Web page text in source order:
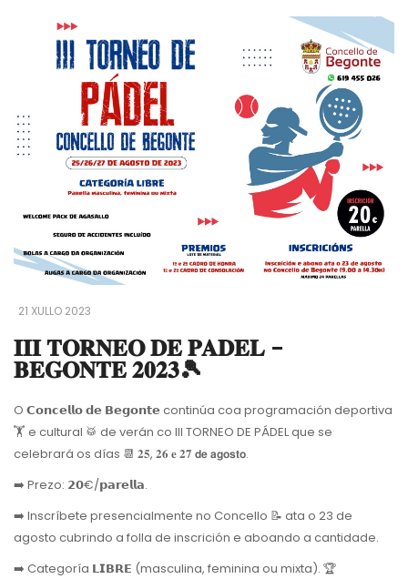
21 XULLO 2023
𝐈𝐈𝐈 𝐓𝐎𝐑𝐍𝐄𝐎 𝐃𝐄 𝐏𝐀𝐃𝐄𝐋 -
𝐁𝐄𝐆𝐎𝐍𝐓𝐄 𝟐𝟎𝟐𝟑🎾
O 𝗖𝗼𝗻𝗰𝗲𝗹𝗹𝗼 𝗱𝗲 𝗕𝗲𝗴𝗼𝗻𝘁𝗲 continúa coa programación deportiva
🏋️ e cultural 🥁 de verán co III TORNEO DE PÁDEL que se
celebrará os días 📆 𝟐𝟓, 𝟐𝟔 𝐞 𝟐𝟕 𝗱𝗲 𝗮𝗴𝗼𝘀𝘁𝗼.
➡️ Prezo: 𝟮𝟬€/𝗽𝗮𝗿𝗲𝗹𝗹𝗮.
➡️ Inscríbete presencialmente no Concello 📝 ata o 23 de
agosto cubrindo a folla de inscrición e aboando a cantidade.
➡️ Categoría 𝗟𝗜𝗕𝗥𝗘 (masculina, feminina ou mixta). 🏆